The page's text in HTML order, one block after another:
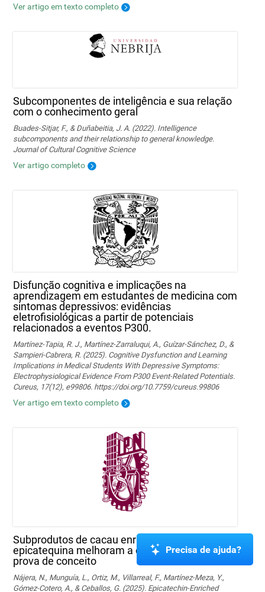
Ver artigo em texto completo
Subcomponentes de inteligência e sua relação
com o conhecimento geral
Buades-Sitjar, F., & Duñabeitia, J. A. (2022). Intelligence
subcomponents and their relationship to general knowledge.
Journal of Cultural Cognitive Science
Ver artigo completo
Disfunção cognitiva e implicações na
aprendizagem em estudantes de medicina com
sintomas depressivos: evidências
eletrofisiológicas a partir de potenciais
relacionados a eventos P300.
Martínez-Tapia, R. J., Martínez-Zarraluqui, A., Guízar-Sánchez, D., &
Sampieri-Cabrera, R. (2025). Cognitive Dysfunction and Learning
Implications in Medical Students With Depressive Symptoms:
Electrophysiological Evidence From P300 Event-Related Potentials.
Cureus, 17(12), e99806. https://doi.org/10.7759/cureus.99806
Ver artigo em texto completo
Subprodutos de cacau enriquecidos com
epicatequina melhoram a cognição em idosos:
prova de conceito
Nájera, N., Munguía, L., Ortiz, M., Villarreal, F., Martínez-Meza, Y.,
Gómez-Cotero, A., & Ceballos, G. (2025). Epicatechin-Enriched
Precisa de ajuda?